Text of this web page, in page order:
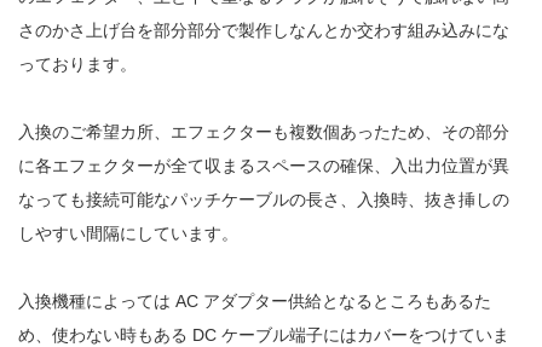
さのかさ上げ台を部分部分で製作しなんとか交わす組み込みにな
っております。
入換のご希望カ所、エフェクターも複数個あったため、その部分
に各エフェクターが全て収まるスペースの確保、入出力位置が異
なっても接続可能なパッチケーブルの長さ、入換時、抜き挿しの
しやすい間隔にしています。
入換機種によっては AC アダプター供給となるところもあるた
め、使わない時もある DC ケーブル端子にはカバーをつけていま